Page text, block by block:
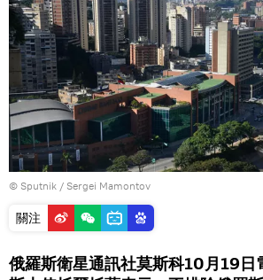
© Sputnik / Sergei Mamontov
關注
俄羅斯衛星通訊社莫斯科10月19日